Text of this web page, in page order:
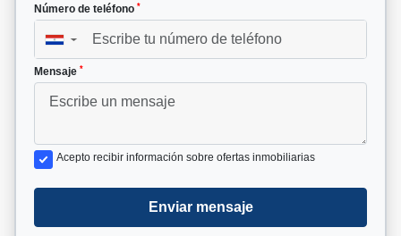
Número de teléfono *
▼
Mensaje *
Acepto recibir información sobre ofertas inmobiliarias
Enviar mensaje